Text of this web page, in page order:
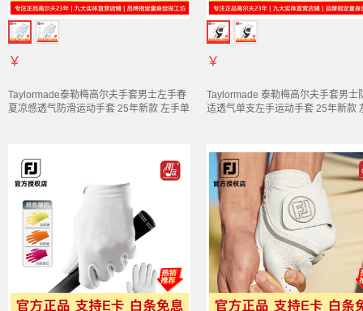
￥
Taylormade泰勒梅高尔夫手套男士左手春
夏凉感透气防滑运动手套 25年新款 左手单
￥
Taylormade 泰勒梅高尔夫手套男士
适透气单支左手运动手套 25年新款